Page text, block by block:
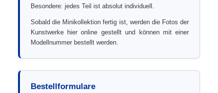
Besondere: jedes Teil ist absolut individuell.
Sobald die Minikollektion fertig ist, werden die Fotos der
Kunstwerke hier online gestellt und können mit einer
Modellnummer bestellt werden.
Bestellformulare